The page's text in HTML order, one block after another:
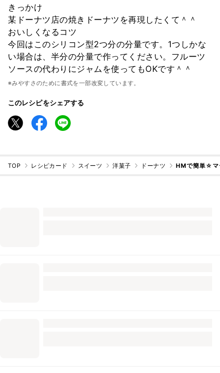
きっかけ
某ドーナツ店の焼きドーナツを再現したくて＾＾
おいしくなるコツ
今回はこのシリコン型2つ分の分量です。1つしかな
い場合は、半分の分量で作ってください。フルーツ
ソースの代わりにジャムを使ってもOKです＾＾
※みやすさのために書式を一部改変しています。
このレシピをシェアする
TOP レシピカード スイーツ 洋菓子 ドーナツ HMで簡単☆マ